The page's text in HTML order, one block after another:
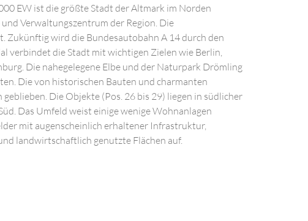
EW ist die größte Stadt der Altmark im Norden
Verwaltungszentrum der Region. Die
Zukünftig wird die Bundesautobahn A 14 durch den
verbindet die Stadt mit wichtigen Zielen wie Berlin,
Die nahegelegene Elbe und der Naturpark Drömling
Die von historischen Bauten und charmanten
Die Objekte (Pos. 26 bis 29) liegen in südlicher
Das Umfeld weist einige wenige Wohnanlagen
mit augenscheinlich erhaltener Infrastruktur,
landwirtschaftlich genutzte Flächen auf.